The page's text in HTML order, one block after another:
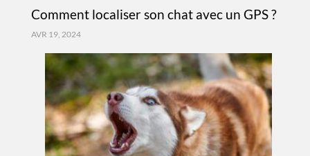
Comment localiser son chat avec un GPS ?
AVR 19, 2024